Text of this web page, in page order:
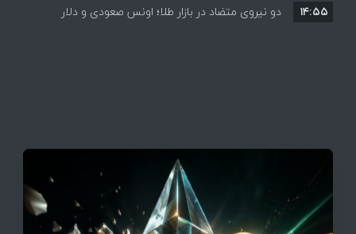
می‌رود؟
دو نیروی متضاد در بازار طلا؛ اونس صعودی و دلار
۱۴:۵۵